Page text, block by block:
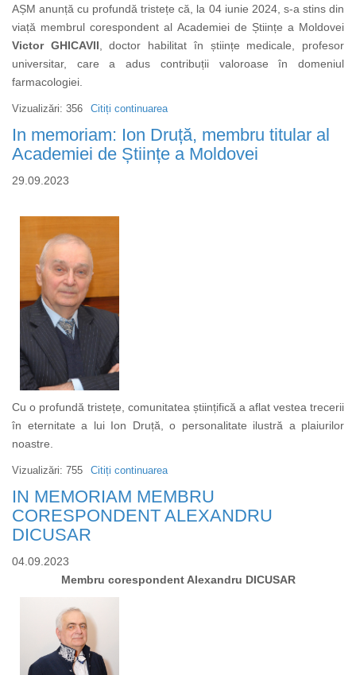
BOLOGA
AȘM anunță cu profundă tristețe că, la 04 iunie 2024, s-a stins din
viață membrul corespondent al Academiei de Științe a Moldovei
Victor GHICAVII , doctor habilitat în științe medicale, profesor
universitar, care a adus contribuții valoroase în domeniul
farmacologiei.
Citiți continuareadespre
Condoleanțe
Vizualizări: 356
In memoriam: Ion Druță, membru titular al
Academiei de Științe a Moldovei
29.09.2023
Cu o profundă tristețe, comunitatea științifică a aflat vestea trecerii
în eternitate a lui Ion Druță, o personalitate ilustră a plaiurilor
noastre.
Citiți continuareadespre
In
memoriam:
Ion
titular
Vizualizări: 755
IN MEMORIAM MEMBRU
CORESPONDENT ALEXANDRU
DICUSAR
04.09.2023
Membru corespondent Alexandru DICUSAR